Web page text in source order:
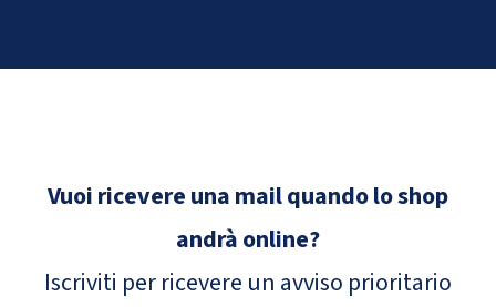
Vuoi ricevere una mail quando lo shop
andrà online?
Iscriviti per ricevere un avviso prioritario